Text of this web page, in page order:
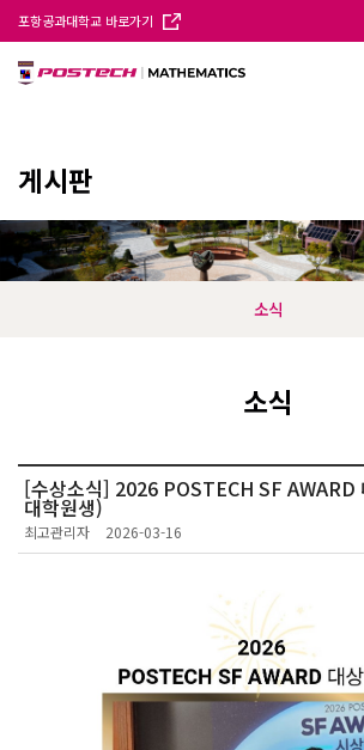
포항공과대학교 바로가기
게시판
소식
소식
[수상소식] 2026 POSTECH SF AWARD
대학원생)
최고관리자 2026-03-16